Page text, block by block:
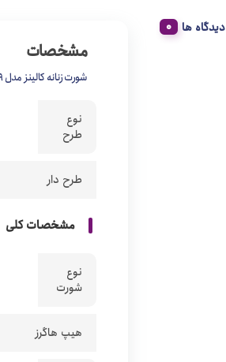
دیدگاه ها
مشخصات
شورت زنانه کالینز مدل 44CLPK8339 مجموعه 3 عددی
نوع
طرح
طرح دار
مشخصات کلی
نوع
شورت
هیپ هاگرز